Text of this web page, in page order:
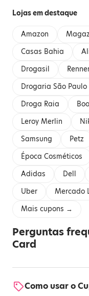
Lojas em destaque
Amazon
Casas Bahia
Drogasil
Drogaria São Paulo
Droga Raia
Leroy Merlin
Samsung
Petz
Época Cosméticos
Adidas
Dell
Uber
Mercado
Mais cupons →
Perguntas
Card
Como usar o